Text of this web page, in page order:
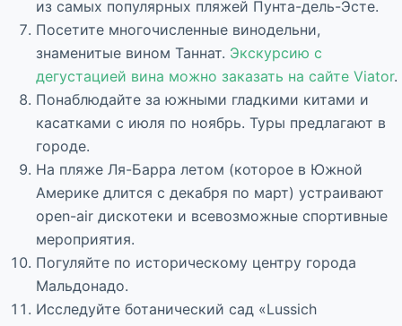
из самых популярных пляжей Пунта-дель-Эсте.
Посетите многочисленные винодельни,
знаменитые вином Таннат. Экскурсию с
дегустацией вина можно заказать на сайте Viator.
Понаблюдайте за южными гладкими китами и
касатками с июля по ноябрь. Туры предлагают в
городе.
На пляже Ля-Барра летом (которое в Южной
Америке длится с декабря по март) устраивают
open-air дискотеки и всевозможные спортивные
мероприятия.
Погуляйте по историческому центру города
Мальдонадо.
Исследуйте ботанический сад «Lussich